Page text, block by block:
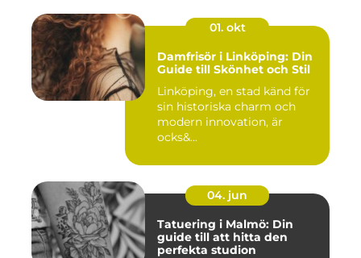
01. okt
Damfrisör i Linköping: Din
Guide till Skönhet och Stil
Linköping, en stad känd för
sin historiska charm och
modern innovation, är
ocks&...
04. jun
Tatuering i Malmö: Din
guide till att hitta den
perfekta studion